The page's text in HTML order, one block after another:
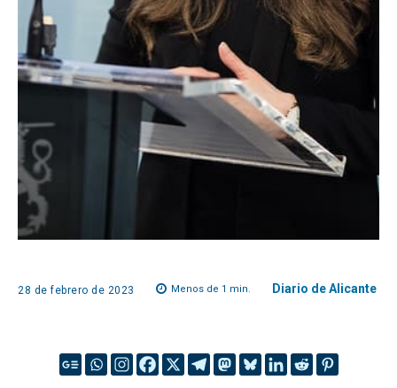
28 de febrero de 2023 Menos de 1 min. Diario de Alicante